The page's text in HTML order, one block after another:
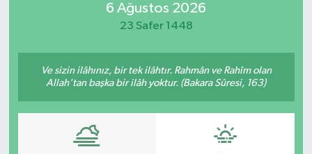
6 Ağustos 2026
23 Safer 1448
Ve sizin ilâhınız, bir tek ilâhtır. Rahmân ve Rahîm olan
Allah’tan başka bir ilâh yoktur. (Bakara Sûresi, 163)
Son Dakika Haberleri
Haber Arşivi